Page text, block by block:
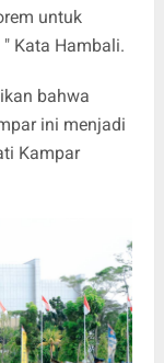
untuk
Kata Hambali.
bahwa
ini menjadi
Kampar